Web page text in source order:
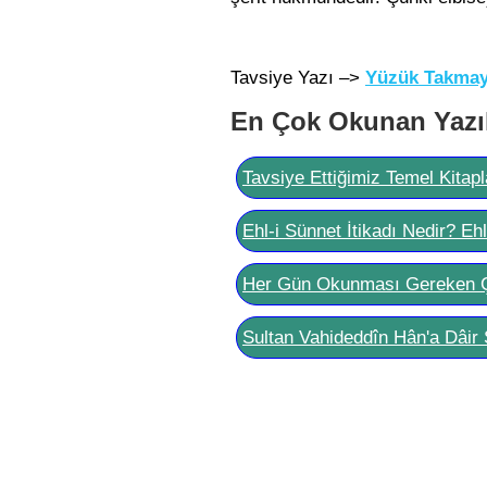
Tavsiye Yazı –> Yüzük
En Çok Okunan
Tavsiye Ettiğimiz Temel
Ehl-i Sünnet İtikadı Nedir?
Her Gün Okunması Gereken
Sultan Vahideddîn Hân'a Dâir